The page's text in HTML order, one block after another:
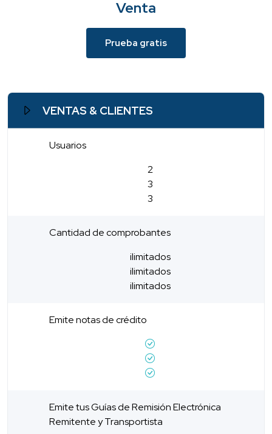
Venta
Prueba gratis
VENTAS & CLIENTES
Usuarios
2
3
3
Cantidad de comprobantes
ilimitados
ilimitados
ilimitados
Emite notas de crédito
Emite tus Guías de Remisión Electrónica
Remitente y Transportista